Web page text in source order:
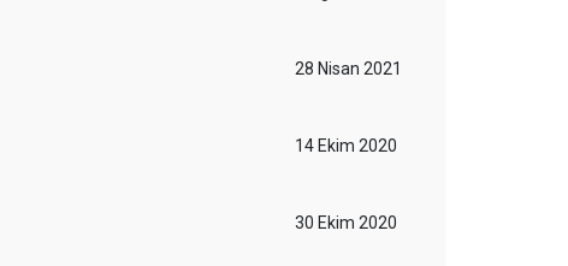
28 Nisan 2021
14 Ekim 2020
30 Ekim 2020